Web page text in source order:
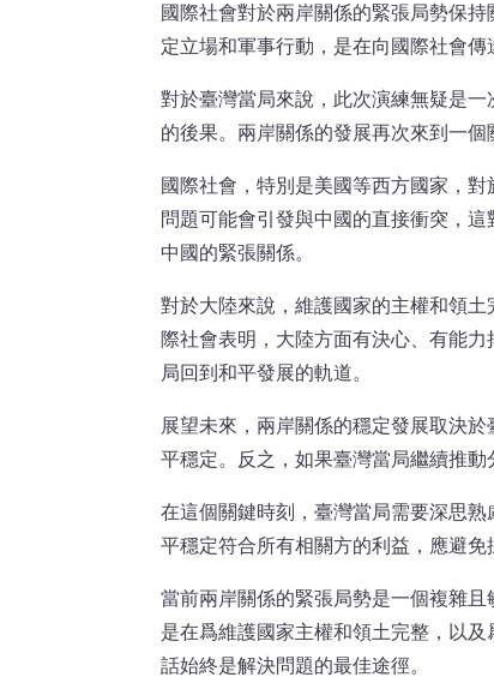
國際社會對於兩岸關係的緊張局勢保
定立場和軍事行動，是在向國際社會
對於臺灣當局來說，此次演練無疑是
的後果。兩岸關係的發展再次來到一
國際社會，特別是美國等西方國家，
問題可能會引發與中國的直接衝突，
中國的緊張關係。
對於大陸來說，維護國家的主權和領
際社會表明，大陸方面有決心、有能
局回到和平發展的軌道。
展望未來，兩岸關係的穩定發展取決
平穩定。反之，如果臺灣當局繼續推動
在這個關鍵時刻，臺灣當局需要深思
平穩定符合所有相關方的利益，應避免
當前兩岸關係的緊張局勢是一個複雜
是在爲維護國家主權和領土完整，以
話始終是解決問題的最佳途徑。